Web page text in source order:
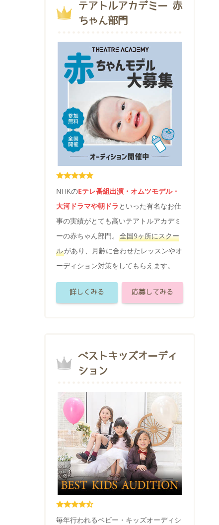
テアトルアカデミー 赤
ちゃん部門
NHKのEテレ番組出演・オムツモデル・
大河ドラマや朝ドラ といった有名なお仕
事の実績がとても高いテアトルアカデミ
ーの赤ちゃん部門。 全国9ヶ所にスクー
ルがあり、月齢に合わせたレッスンやオ
ーディション対策をしてもらえます。
詳しくみる 応募してみる
ベストキッズオーディ
ション
毎年行われるベビー・キッズオーディシ